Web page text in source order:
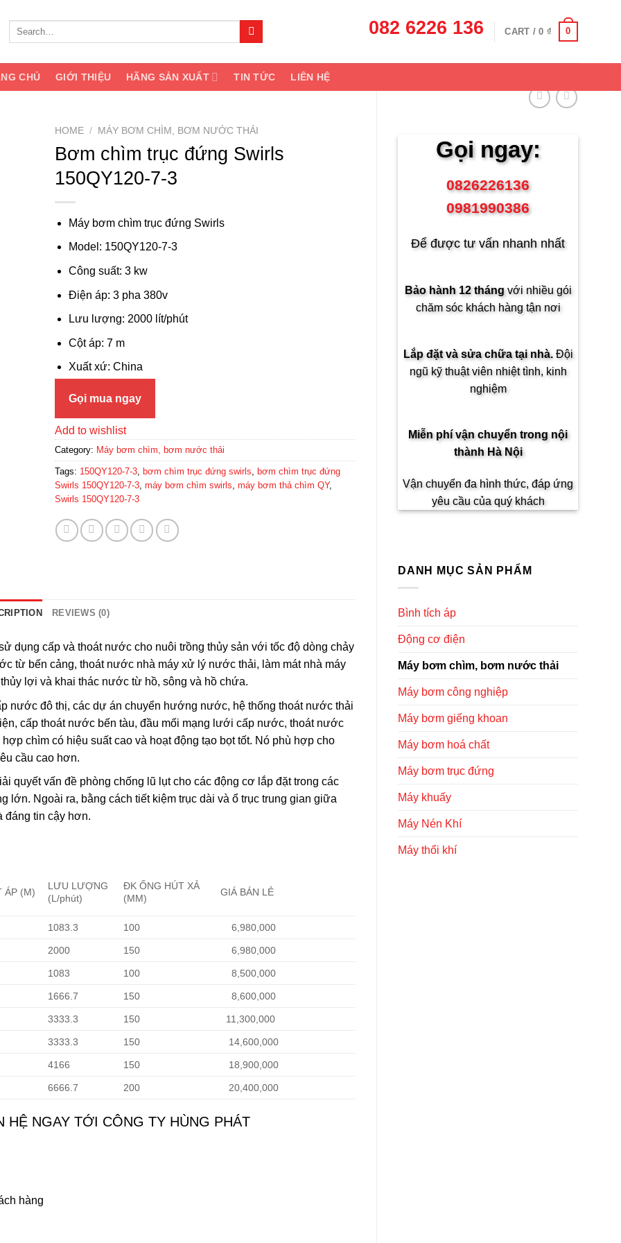
Search
082 6226 136 CART /0 ₫ 0
CHỦ GIỚI THIỆU HÃNG SẢN XUẤT TIN TỨC LIÊN HỆ
Gọi ngay:
0826226136
0981990386
Để được tư vấn nhanh nhất
Bảo hành 12 thángvới nhiều gói
chăm sóc khách hàng tận nơi
Lắp đặt và sửa chữa tại nhà. Đội
ngũ kỹ thuật viên nhiệt tình, kinh
nghiệm
Miễn phí vận chuyển trongnội
thành Hà Nội
Vận chuyển đa hình thức, đáp ứng
yêu cầu của quý khách
DANH MỤC SẢN PHẨM
Bình tích áp
Động cơ điện
Máy bơm chìm, bơm nước thải
Máy bơm công nghiệp
Máy bơm giếng khoan
Máy bơm hoá chất
Máy bơm trục đứng
Máy khuấy
Máy Nén Khí
Máy thổi khí
HOME / MÁY BƠM CHÌM, BƠM NƯỚC THẢI
Bơm chìm trục đứng Swirls
150QY120-7-3
Máy bơm chìm trục đứng Swirls
Model: 150QY120-7-3
Công suất: 3 kw
Điện áp: 3 pha 380v
Lưu lượng: 2000 lít/phút
Cột áp: 7 m
Xuất xứ: China
Gọi mua ngay
Add to wishlist
Category: Máy bơm chìm, bơm nước thải
Tags: 150QY120-7-3, bơm chìm trục đứng swirls
bơm chìm trục đứng
Swirls 150QY120-7-3, máy bơm chìm swirls máy bơm thả chìm QY,
Swirls 150QY120-7-3
REVIEWS (0)
dụng cấp và thoát nước cho nuôi trồng thủy sản với tốc độ dòng chảy
từ bến cảng, thoát nước nhà máy xử lý nước thải, làm mát nhà máy
lợi và khai thác nước từ hồ, sông và hồ chứa.
nước đô thị, các dự án chuyển hướng nước, hệ thống thoát nước thải
cấp thoát nước bến tàu, đầu mối mạng lưới cấp nước, thoát nước
chìm có hiệu suất cao và hoạt động tạo bọt tốt. Nó phù hợp cho
cầu cao hơn.
quyết vấn đề phòng chống lũ lụt cho các động cơ lắp đặt trong các
lớn. Ngoài ra, bằng cách tiết kiệm trục dài và ổ trục trung gian giữa
đáng tin cậy hơn.
ÁP (M)
LƯU LƯỢNG
(L/phút)
ĐK ỐNG HÚT XẢ
(MM)
GIÁ BÁN LẺ
1083.3 100 6,980,000
2000 150 6,980,000
1083 100 8,500,000
1666.7 150 8,600,000
3333.3 150 11,300,000
3333.3 150 14,600,000
4166 150 18,900,000
6666.7 200 20,400,000
NGAY TỚI CÔNG TY HÙNG PHÁT
hàng